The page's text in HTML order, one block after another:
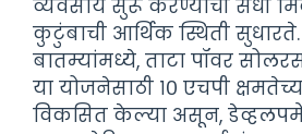
व्यवसाय सुरू करण्याची संधी
कुटुंबाची आर्थिक स्थिती सुधारते.
बातम्यांमध्ये, ताटा पॉवर
या योजनेसाठी १० एचपी
विकसित केल्या असून,